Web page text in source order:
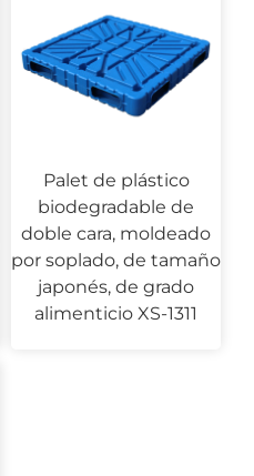
Palet de plástico
biodegradable de
doble cara, moldeado
por soplado, de tamaño
japonés, de grado
alimenticio XS-1311